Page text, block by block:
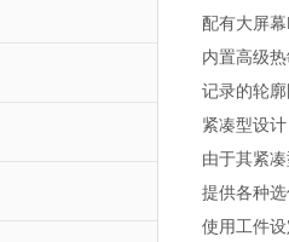
配有大屏
内置高级
记录的轮
紧凑型设
由于其紧
提供各种
使用工件